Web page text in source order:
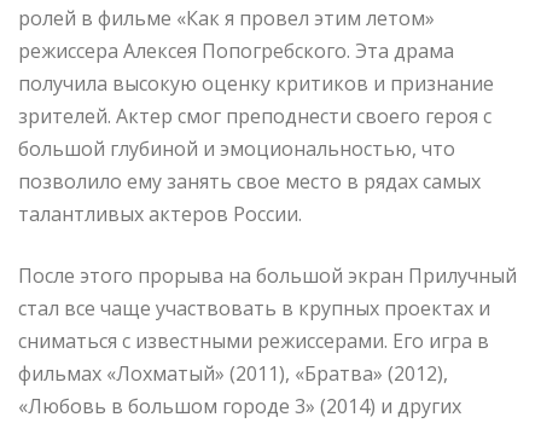
ролей в фильме «Как я провел этим летом»
режиссера Алексея Попогребского. Эта драма
получила высокую оценку критиков и признание
зрителей. Актер смог преподнести своего героя с
большой глубиной и эмоциональностью, что
позволило ему занять свое место в рядах самых
талантливых актеров России.
После этого прорыва на большой экран Прилучный
стал все чаще участвовать в крупных проектах и
сниматься с известными режиссерами. Его игра в
фильмах «Лохматый» (2011), «Братва» (2012),
«Любовь в большом городе 3» (2014) и других